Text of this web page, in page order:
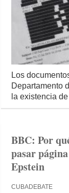
Los
Departamento
la existencia
BBC: Por
pasar
Epstein
CUBADEBATE